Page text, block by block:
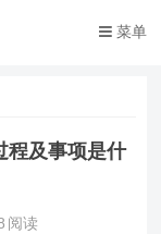
菜单
程及事项是什
阅读